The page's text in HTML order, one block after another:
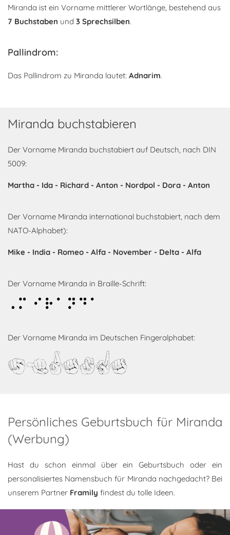
Miranda ist ein Vorname mittlerer Wortlänge, bestehend aus
7 Buchstaben und 3 Sprechsilben.
Pallindrom:
Das Pallindrom zu Miranda lautet: Adnarim.
Miranda buchstabieren
Der Vorname Miranda buchstabiert auf Deutsch, nach DIN
5009:
Martha - Ida - Richard - Anton - Nordpol - Dora - Anton
Der Vorname Miranda international buchstabiert, nach dem
NATO-Alphabet):
Mike - India - Romeo - Alfa - November - Delta - Alfa
Der Vorname Miranda in Braille-Schrift:
Miranda
Der Vorname Miranda im Deutschen Fingeralphabet:
Miranda
Persönliches Geburtsbuch für Miranda
(Werbung)
Hast du schon einmal über ein Geburtsbuch oder ein
personalisiertes Namensbuch für Miranda nachgedacht? Bei
unserem Partner Framily findest du tolle Ideen.